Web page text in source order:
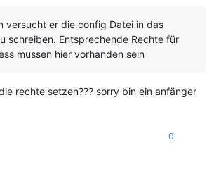
versucht er die config Datei in das
schreiben. Entsprechende Rechte für
müssen hier vorhanden sein
rechte setzen??? sorry bin ein anfänger
0